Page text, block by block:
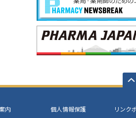
内 個人情報保護
リンク